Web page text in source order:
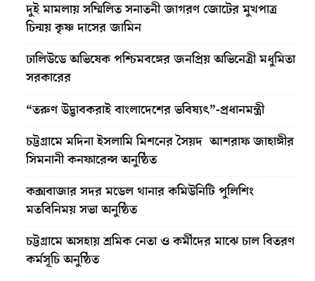
দুই মামলায় সম্মিলিত সনাতনী জাগরণ জোটের মুখপাত্র
চিন্ময় কৃষ্ণ দাসের জামিন
ঢালিউডে অভিষেক পশ্চিমবঙ্গের জনপ্রিয় অভিনেত্রী মধুমিতা
সরকারের
“তরুণ উদ্ভাবকরাই বাংলাদেশের ভবিষ্যৎ”-প্রধানমন্ত্রী
চট্টগ্রামে মদিনা ইসলামি মিশনের সৈয়দ আশরাফ জাহাঙ্গীর
সিমনানী কনফারেন্স অনুষ্ঠিত
কক্সবাজার সদর মডেল থানার কমিউনিটি পুলিশিং
মতবিনিময় সভা অনুষ্ঠিত
চট্টগ্রামে অসহায় শ্রমিক নেতা ও কর্মীদের মাঝে চাল বিতরণ
কর্মসূচি অনুষ্ঠিত